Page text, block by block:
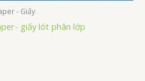
- Giấy
giấy lót phân lớp